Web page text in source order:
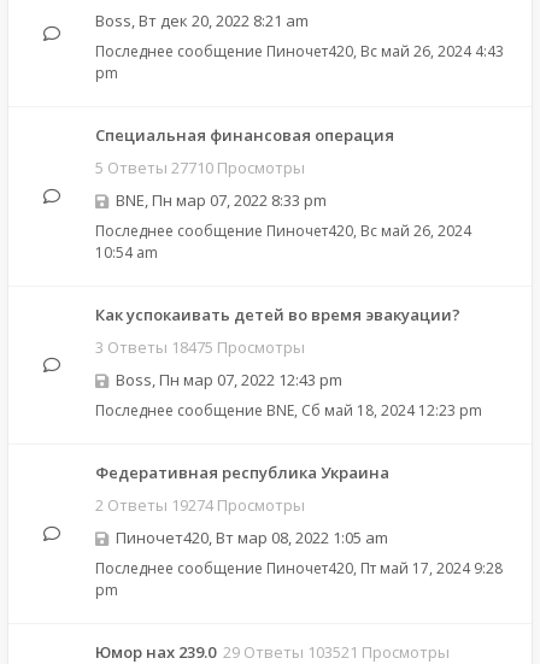
Boss, Вт дек 20, 2022 8:21 am
Последнее сообщение Пиночет420, Вс май 26, 2024 4:43
pm
Специальная финансовая операция
5 Ответы 27710 Просмотры
BNE, Пн мар 07, 2022 8:33 pm
Последнее сообщение Пиночет420, Вс май 26, 2024
10:54 am
Как успокаивать детей во время эвакуации?
3 Ответы 18475 Просмотры
Boss, Пн мар 07, 2022 12:43 pm
Последнее сообщение BNE, Сб май 18, 2024 12:23 pm
Федеративная республика Украина
2 Ответы 19274 Просмотры
Пиночет420, Вт мар 08, 2022 1:05 am
Последнее сообщение Пиночет420, Пт май 17, 2024 9:28
pm
Юмор нах 239.0 29 Ответы 103521 Просмотры